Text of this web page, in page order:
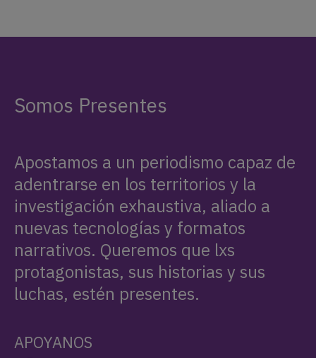
Somos Presentes
Apostamos a un periodismo capaz de
adentrarse en los territorios y la
investigación exhaustiva, aliado a
nuevas tecnologías y formatos
narrativos. Queremos que lxs
protagonistas, sus historias y sus
luchas, estén presentes.
APOYANOS